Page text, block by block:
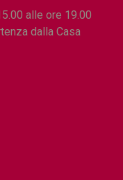
alle ore 19.00
dalla Casa